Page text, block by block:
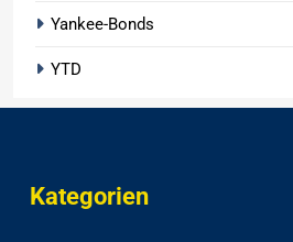
Yankee-Bonds
YTD
Kategorien